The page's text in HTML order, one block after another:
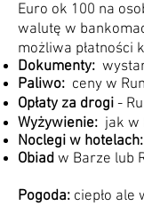
Euro ok 100 na
walutę w
możliwa płatności
Dokumenty:
Paliwo: ceny w
Opłaty za drogi -
Wyżywienie: jak w
Noclegi w hotelach:
Obiad w Barze lub
Pogoda: ciepło